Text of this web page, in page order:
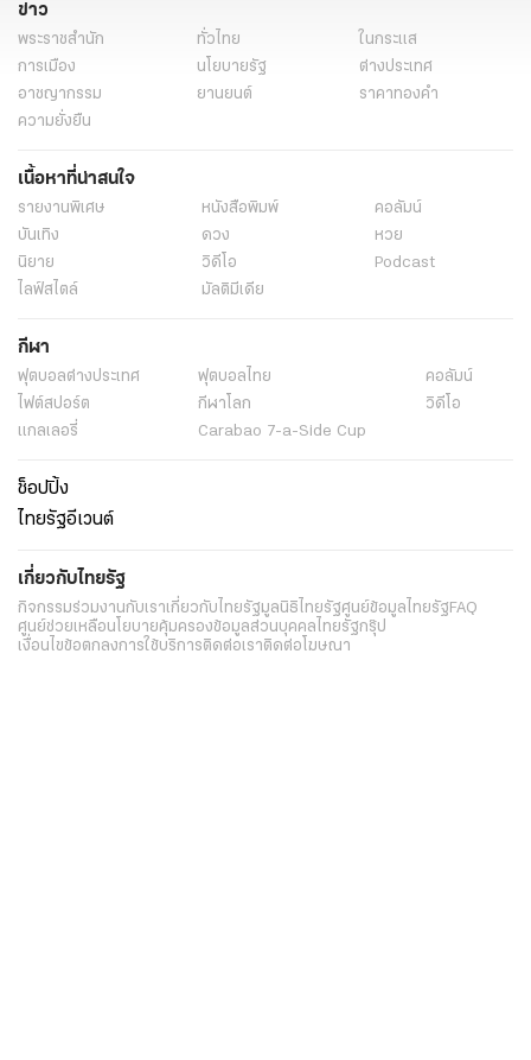
ข่าว
พระราชสำนัก ทั่วไทย
ในกระแส
การเมือง
นโยบายรัฐ
ต่างประเทศ
อาชญากรรม
ยานยนต์
ราคาทองคำ
ความยั่งยืน
เนื้อหาที่น่าสนใจ
รายงานพิเศษ หนังสือพิมพ์
คอลัมน์
บันเทิง
ดวง
หวย
นิยาย
วิดีโอ
Podcast
ไลฟ์สไตล์
มัลติมีเดีย
กีฬา
ฟุตบอลต่่างประเทศ ฟุตบอลไทย
คอลัมน์
ไฟต์สปอร์ต
กีฬาโลก
วิดีโอ
แกลเลอรี่
Carabao 7-a-Side Cup
ช็อปปิ้ง
ไทยรัฐอีเวนต์
เกี่ยวกับไทยรัฐ
กิจกรรมร่วมงานกับเราเกี่ยวกับไทยรัฐมูลนิธิไทยรัฐศูนย์ข้อมูลไทยรัฐFAQ
ศูนย์ช่วยเหลือนโยบายคุ้มครองข้อมูลส่วนบุคคลไทยรัฐกรุ๊ป
เงื่อนไขข้อตกลงการใช้บริการติดต่อเราติดต่อโฆษณา